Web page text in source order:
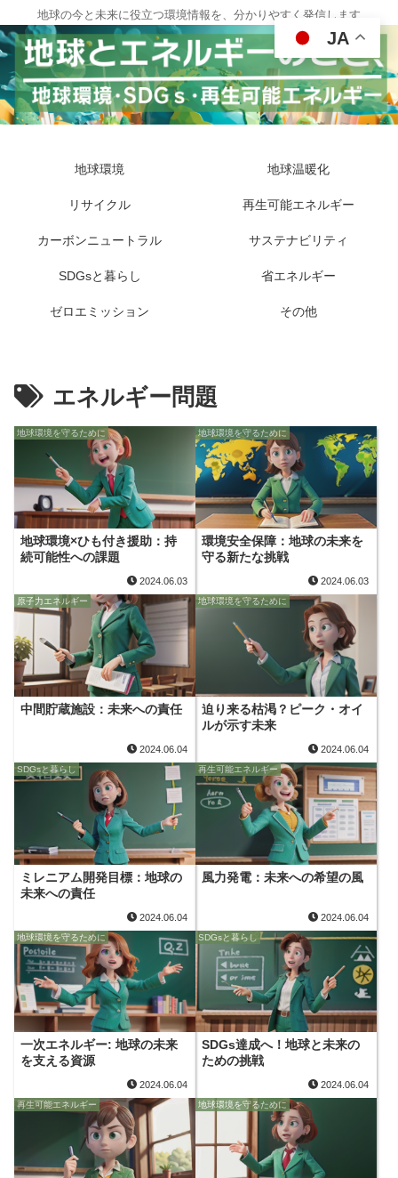
地球の今と未来に役立つ環境情報を、分かりやすく発信します
地球環境 地球温暖化
リサイクル 再生可能エネルギー
カーボンニュートラル サステナビリティ
SDGsと暮らし 省エネルギー
ゼロエミッション その他
エネルギー問題
地球環境を守るために
地球環境×ひも付き援助：持
続可能性への課題
2024.06.03
地球環境を守るために
環境安全保障：地球の未来を
守る新たな挑戦
2024.06.03
原子力エネルギー
中間貯蔵施設：未来への責任
2024.06.04
地球環境を守るために
迫り来る枯渇？ピーク・オイ
ルが示す未来
2024.06.04
SDGsと暮らし
ミレニアム開発目標：地球の
未来への責任
2024.06.04
再生可能エネルギー
風力発電：未来への希望の風
2024.06.04
地球環境を守るために
一次エネルギー: 地球の未来
を支える資源
2024.06.04
SDGsと暮らし
SDGs達成へ！地球と未来の
ための挑戦
2024.06.04
再生可能エネルギー 地球環境を守るために
JA